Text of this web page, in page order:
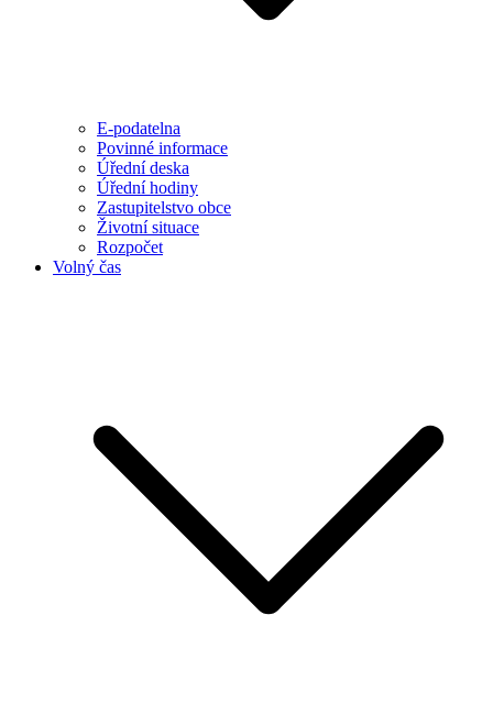
E-podatelna
Povinné informace
Úřední deska
Úřední hodiny
Zastupitelstvo obce
Životní situace
Rozpočet
Volný čas